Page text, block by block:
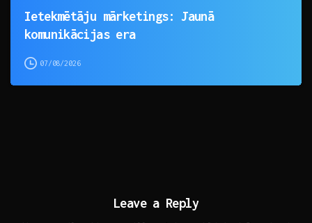
Ietekmētāju mārketings: Jaunā
komunikācijas era
07/08/2026
Leave a Reply